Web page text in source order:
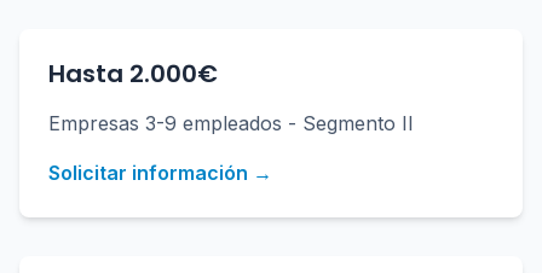
Hasta 2.000€
Empresas 3-9 empleados - Segmento II
Solicitar información →